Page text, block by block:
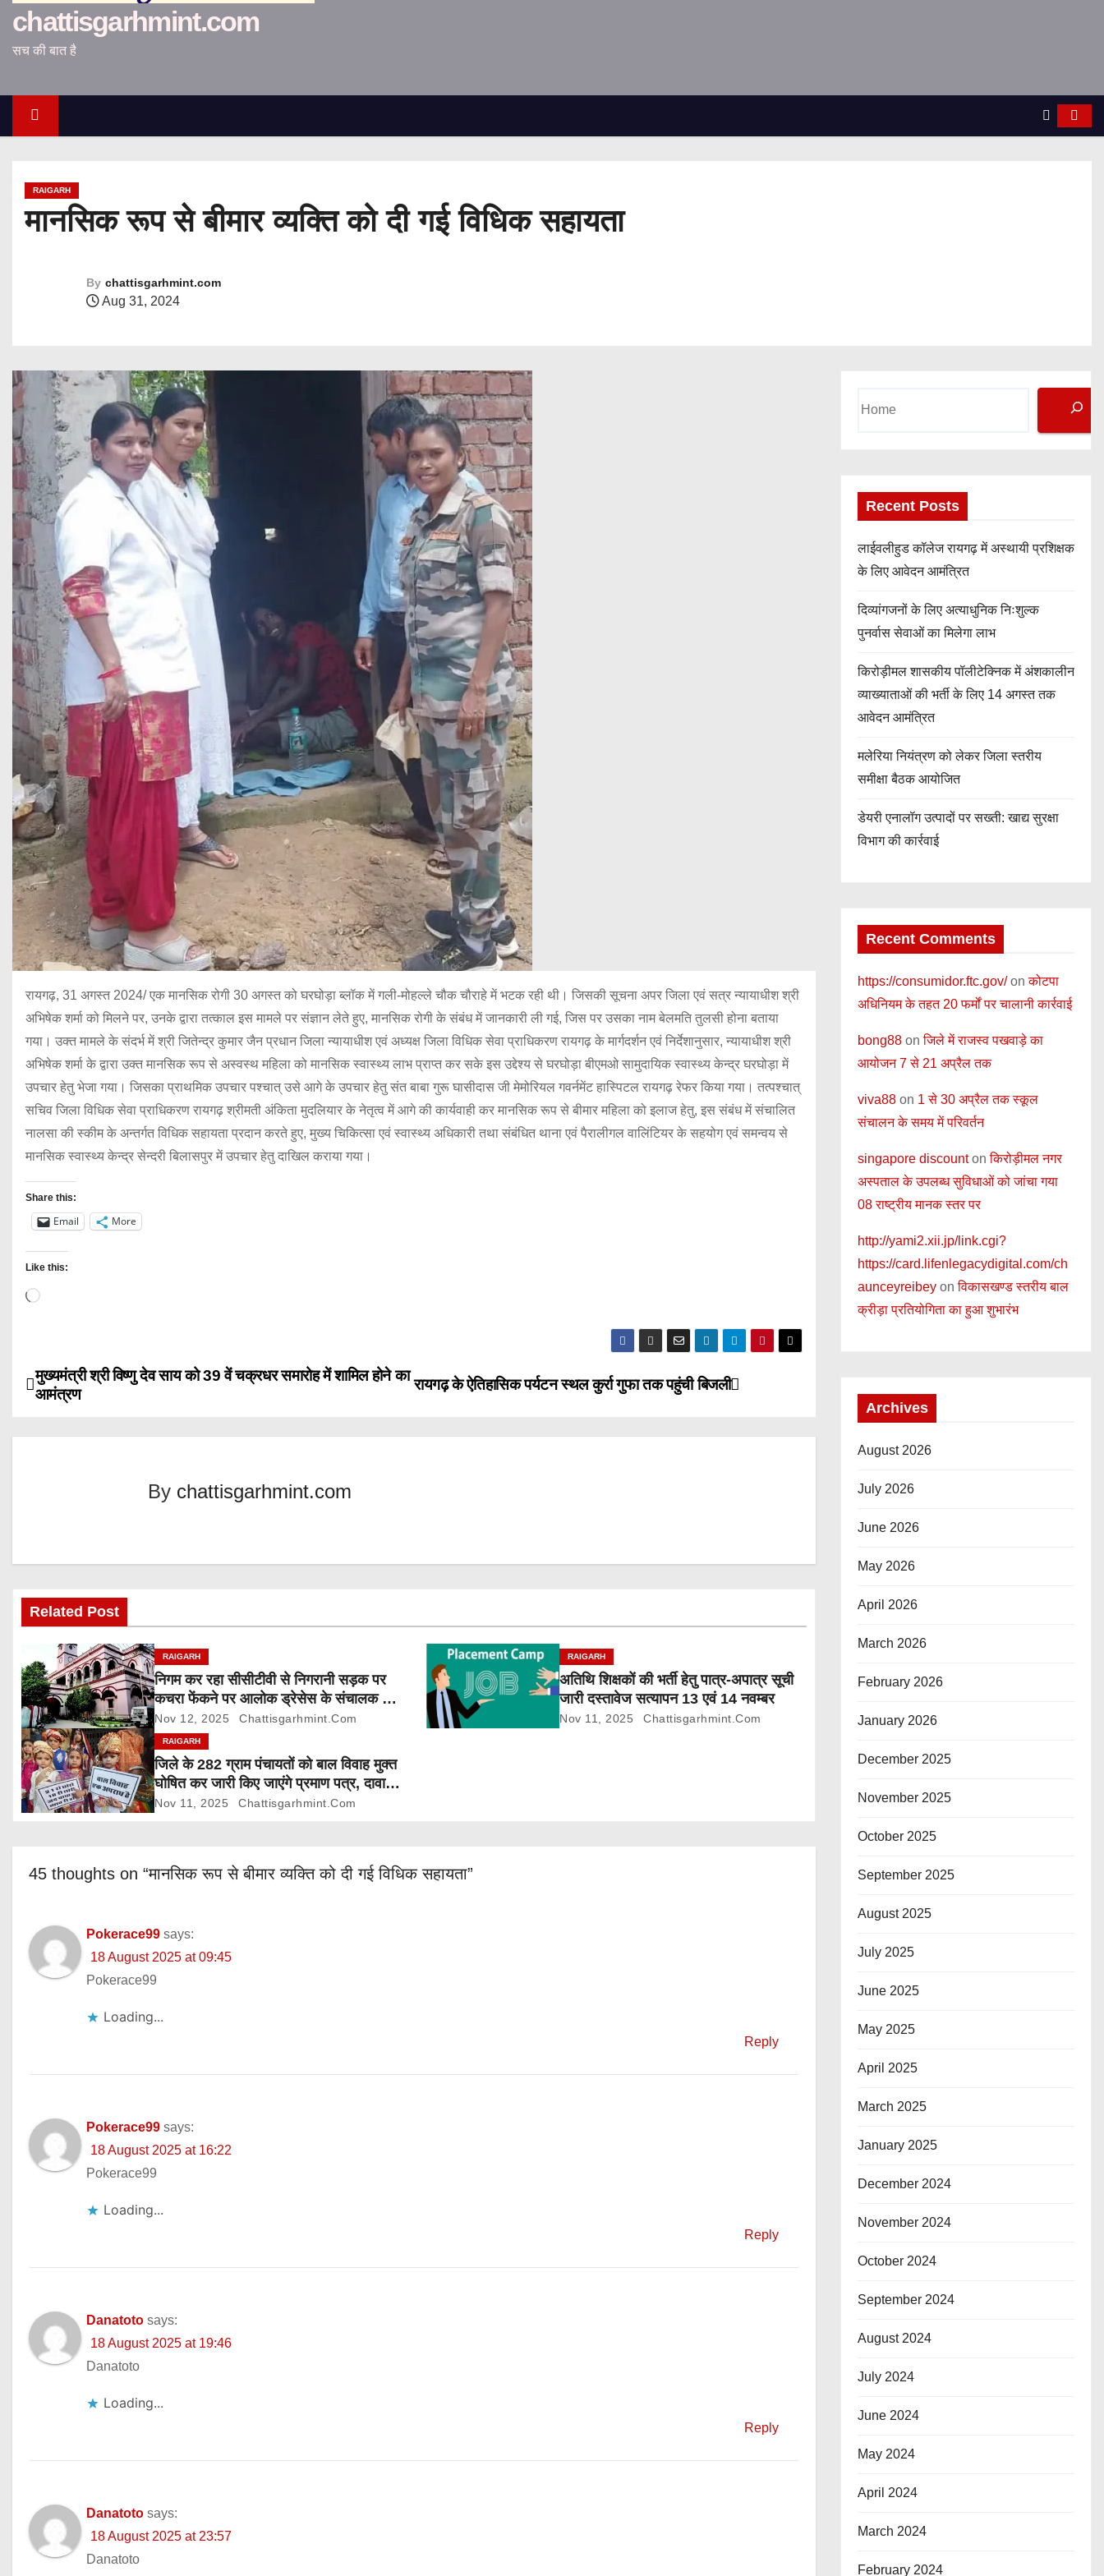
chattisgarhmint.com
सच की बात है
RAIGARH
मानसिक रूप से बीमार व्यक्ति को दी गई विधिक सहायता
By chattisgarhmint.com
Aug 31, 2024
रायगढ़, 31 अगस्त 2024/ एक मानसिक रोगी 30 अगस्त को घरघोड़ा ब्लॉक में गली-मोहल्ले चौक चौराहे में भटक रही थी। जिसकी सूचना अपर जिला एवं सत्र न्यायाधीश श्री
अभिषेक शर्मा को मिलने पर, उनके द्वारा तत्काल इस मामले पर संज्ञान लेते हुए, मानसिक रोगी के संबंध में जानकारी ली गई, जिस पर उसका नाम बेलमति तुलसी होना बताया
गया। उक्त मामले के संदर्भ में श्री जितेन्द्र कुमार जैन प्रधान जिला न्यायाधीश एवं अध्यक्ष जिला विधिक सेवा प्राधिकरण रायगढ़ के मार्गदर्शन एवं निर्देशानुसार, न्यायाधीश श्री
अभिषेक शर्मा के द्वारा उक्त मानसिक रूप से अस्वस्थ महिला को मानसिक स्वास्थ्य लाभ प्राप्त कर सके इस उद्देश्य से घरघोड़ा बीएमओ सामुदायिक स्वास्थ्य केन्द्र घरघोड़ा में
उपचार हेतु भेजा गया। जिसका प्राथमिक उपचार पश्चात् उसे आगे के उपचार हेतु संत बाबा गुरू घासीदास जी मेमोरियल गवर्नमेंट हास्पिटल रायगढ़ रेफर किया गया। तत्पश्चात्
सचिव जिला विधिक सेवा प्राधिकरण रायगढ़ श्रीमती अंकिता मुदलियार के नेतृत्व में आगे की कार्यवाही कर मानसिक रूप से बीमार महिला को इलाज हेतु, इस संबंध में संचालित
नालसा की स्कीम के अन्तर्गत विधिक सहायता प्रदान करते हुए, मुख्य चिकित्सा एवं स्वास्थ्य अधिकारी तथा संबंधित थाना एवं पैरालीगल वालिंटियर के सहयोग एवं समन्वय से
मानसिक स्वास्थ्य केन्द्र सेन्दरी बिलासपुर में उपचार हेतु दाखिल कराया गया।
Share this:
Email More
Like this:
L
i
P
i
g
a
t
i
o
रायगढ़ के ऐतिहासिक पर्यटन स्थल कुर्रा गुफा तक पहुंची बिजली
मुख्यमंत्री श्री विष्णु देव साय को 39 वें चक्रधर समारोह में शामिल होने का
आमंत्रण
By chattisgarhmint.com
Related Post
RAIGARH
निगम कर रहा सीसीटीवी से निगरानी सड़क पर
कचरा फेंकने पर आलोक ड्रेसेस के संचालक पर
5000 रुपए जुर्माना
Nov 12, 2025 Chattisgarhmint.com
RAIGARH
अतिथि शिक्षकों की भर्ती हेतु पात्र-अपात्र सूची
जारी दस्तावेज सत्यापन 13 एवं 14 नवम्बर
Nov 11, 2025 Chattisgarhmint.com
RAIGARH
जिले के 282 ग्राम पंचायतों को बाल विवाह मुक्त
घोषित कर जारी किए जाएंगे प्रमाण पत्र, दावा-
आपत्ति 24 नवम्बर तक
Nov 11, 2025 Chattisgarhmint.com
45 thoughts on “मानसिक रूप से बीमार व्यक्ति को दी गई विधिक सहायता”
Pokerace99 says:
18 August 2025 at 09:45
Pokerace99
Loading...
Reply
Pokerace99 says:
18 August 2025 at 16:22
Pokerace99
Loading...
Reply
Danatoto says:
18 August 2025 at 19:46
Danatoto
Loading...
Reply
Danatoto says:
18 August 2025 at 23:57
Danatoto
e
Recent Posts
लाईवलीहुड कॉलेज रायगढ़ में अस्थायी प्रशिक्षक
के लिए आवेदन आमंत्रित
दिव्यांगजनों के लिए अत्याधुनिक निःशुल्क
पुनर्वास सेवाओं का मिलेगा लाभ
किरोड़ीमल शासकीय पॉलीटेक्निक में अंशकालीन
व्याख्याताओं की भर्ती के लिए 14 अगस्त तक
आवेदन आमंत्रित
मलेरिया नियंत्रण को लेकर जिला स्तरीय
समीक्षा बैठक आयोजित
डेयरी एनालॉग उत्पादों पर सख्ती: खाद्य सुरक्षा
विभाग की कार्रवाई
Recent Comments
https://consumidor.ftc.gov/onकोटपा
अधिनियम के तहत 20 फर्मों पर चालानी कार्रवाई
bong88 onजिले में राजस्व पखवाड़े का
आयोजन 7 से 21 अप्रैल तक
viva88 on 1 से 30 अप्रैल तक स्कूल
संचालन के समय में परिवर्तन
singapore discountonकिरोड़ीमल नगर
अस्पताल के उपलब्ध सुविधाओं को जांचा गया
08 राष्ट्रीय मानक स्तर पर
http://yami2.xii.jp/link.cgi?
https://card.lifenlegacydigital.com/ch
aunceyreibey onविकासखण्ड स्तरीय बाल
क्रीड़ा प्रतियोगिता का हुआ शुभारंभ
Archives
August 2026
July 2026
June 2026
May 2026
April 2026
March 2026
February 2026
January 2026
December 2025
November 2025
October 2025
September 2025
August 2025
July 2025
June 2025
May 2025
April 2025
March 2025
January 2025
December 2024
November 2024
October 2024
September 2024
August 2024
July 2024
June 2024
May 2024
April 2024
March 2024
February 2024